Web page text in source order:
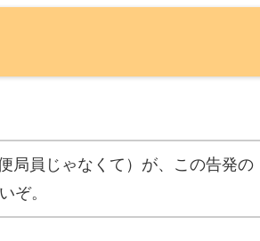
局員じゃなくて）が、この告発の
ぞ。